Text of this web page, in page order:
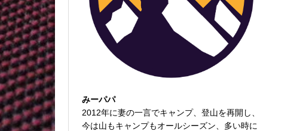
みーパパ
2012年に妻の一言でキャンプ、登山を再開し、
今は山もキャンプもオールシーズン、多い時に